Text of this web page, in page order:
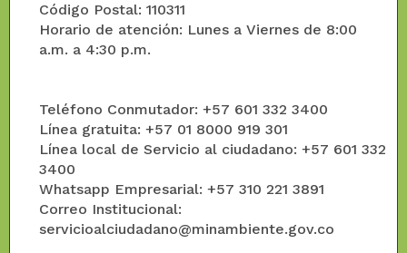
Código Postal: 110311
Horario de atención: Lunes a Viernes de 8:00
a.m. a 4:30 p.m.
Teléfono Conmutador: +57 601 332 3400
Línea gratuita: +57 01 8000 919 301
Línea local de Servicio al ciudadano: +57 601 332
3400
Whatsapp Empresarial: +57 310 221 3891
Correo Institucional:
servicioalciudadano@minambiente.gov.co